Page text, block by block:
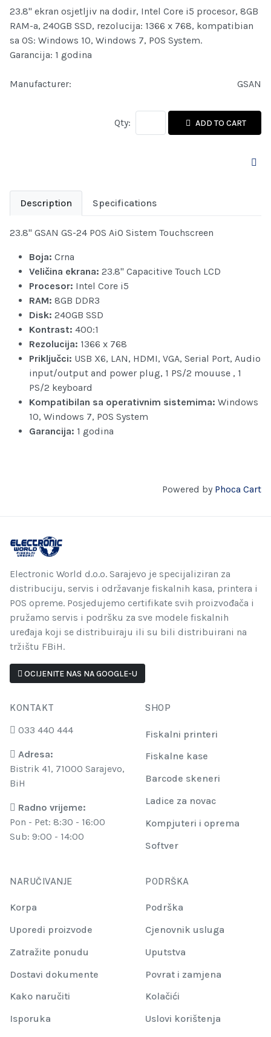
23.8" ekran osjetljiv na dodir, Intel Core i5 procesor, 8GB
RAM-a, 240GB SSD, rezolucija: 1366 x 768, kompatibian
sa OS: Windows 10, Windows 7, POS System.
Garancija: 1 godina
Manufacturer: GSAN
Qty: ADD TO CART
Description Specifications
23.8" GSAN GS-24 POS AiO Sistem Touchscreen
Boja: Crna
Veličina ekrana: 23.8" Capacitive Touch LCD
Procesor: Intel Core i5
RAM: 8GB DDR3
Disk: 240GB SSD
Kontrast: 400:1
Rezolucija: 1366 x 768
Priključci: USB X6, LAN, HDMI, VGA, Serial Port, Audio
input/output and power plug, 1 PS/2 mouuse , 1
PS/2 keyboard
Kompatibilan sa operativnim sistemima: Windows
10, Windows 7, POS System
Garancija: 1 godina
Powered by Phoca Cart
Electronic World d.o.o. Sarajevo je specijaliziran za
distribuciju, servis i održavanje fiskalnih kasa, printera i
POS opreme. Posjedujemo certifikate svih proizvođača i
pružamo servis i podršku za sve modele fiskalnih
uređaja koji se distribuiraju ili su bili distribuirani na
tržištu FBiH.
OCIJENITE NAS NA GOOGLE-U
KONTAKT
033 440 444
Adresa:
Bistrik 41, 71000 Sarajevo,
BiH
Radno vrijeme:
Pon - Pet: 8:30 - 16:00
Sub: 9:00 - 14:00
SHOP
Fiskalni printeri
Fiskalne kase
Barcode skeneri
Ladice za novac
Kompjuteri i oprema
Softver
NARUČIVANJE
Korpa
Uporedi proizvode
Zatražite ponudu
Dostavi dokumente
Kako naručiti
Isporuka
PODRŠKA
Podrška
Cjenovnik usluga
Uputstva
Povrat i zamjena
Kolačići
Uslovi korištenja